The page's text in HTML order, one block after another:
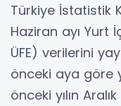
Türkiye İstatistik
Haziran ayı Yurt
ÜFE) verilerini
önceki aya göre
önceki yılın